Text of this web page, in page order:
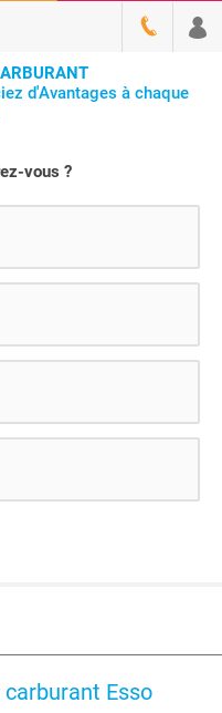
d'Avantages à chaque
vous ?
Esso